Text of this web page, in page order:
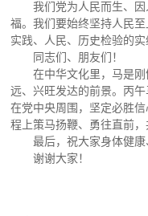
我们党为人民而生、
福。我们要始终坚持人民
实践、人民、历史检验的实
同志们、朋友们！
在中华文化里，马是
远、兴旺发达的前景。丙
在党中央周围，坚定必胜
程上策马扬鞭、勇往直前，
最后，祝大家身体健康
谢谢大家！